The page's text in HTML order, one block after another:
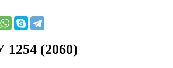
(2060)